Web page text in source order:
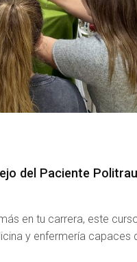
del Paciente
en tu carrera, este
y enfermería capaces